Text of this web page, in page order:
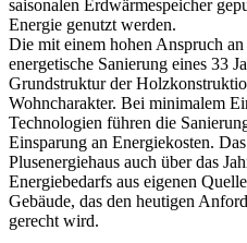
saisonalen Erdwärmespeicher
Energie genutzt werden.
Die mit einem hohen Anspruch
energetische Sanierung eines 33
Grundstruktur der
Wohncharakter. Bei minimalem
Technologien führen die
Einsparung an Energiekosten.
Plusenergiehaus auch über das
Energiebedarfs aus eigenen
Gebäude, das den heutigen
gerecht wird.